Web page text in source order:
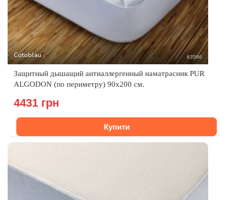
Cotoblau 63586
Защитный дышащий антиаллергенный наматрасник PUR
ALGODON (по периметру) 90х200 см.
4431 грн
Купити